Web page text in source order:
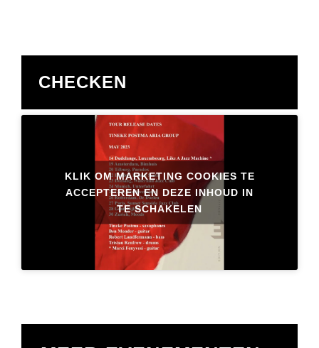
CHECKEN
KLIK OM MARKETING COOKIES TE
ACCEPTEREN EN DEZE INHOUD IN
TE SCHAKELEN